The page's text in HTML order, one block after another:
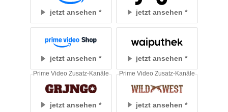
jetzt ansehen jetzt ansehen
jetzt ansehen jetzt ansehen
jetzt ansehen
Prime Video Zusatz-Kanäle
jetzt ansehen
Prime Video Zusatz-Kanäle